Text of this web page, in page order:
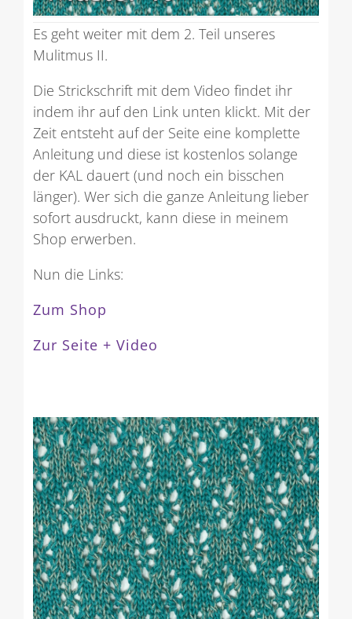
Es geht weiter mit dem 2. Teil unseres
Mulitmus II.
Die Strickschrift mit dem Video findet ihr
indem ihr auf den Link unten klickt. Mit der
Zeit entsteht auf der Seite eine komplette
Anleitung und diese ist kostenlos solange
der KAL dauert (und noch ein bisschen
länger). Wer sich die ganze Anleitung lieber
sofort ausdruckt, kann diese in meinem
Shop erwerben.
Nun die Links:
Zum Shop
Zur Seite + Video